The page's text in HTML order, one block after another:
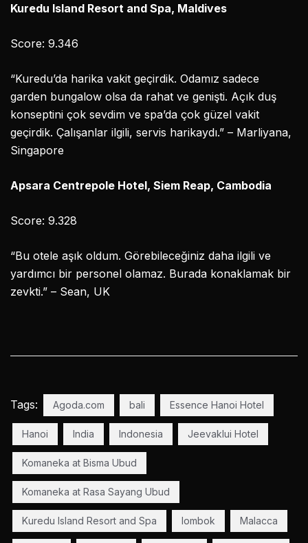
Kuredu Island Resort and Spa, Maldives
Score: 9.346
“Kuredu’da harika vakit geçirdik. Odamız sadece
garden bungalow olsa da rahat ve genişti. Açık duş
konseptini çok sevdim ve spa’da çok güzel vakit
geçirdik. Çalışanlar ilgili, servis harikaydı.” – Marliyana,
Singapore
Apsara Centrepole Hotel, Siem Reap, Cambodia
Score: 9.328
“Bu otele aşık oldum. Görebileceğiniz daha ilgili ve
yardımcı bir personel olamaz. Burada konaklamak bir
zevkti.” – Sean, UK
Tags: Agoda.com bali Essence Hanoi Hotel
Hanoi India Indonesia Jeevaklui Hotel
Komaneka at Bisma Ubud
Komaneka at Rasa Sayang Ubud
Kuredu Island Resort and Spa lombok Malacca